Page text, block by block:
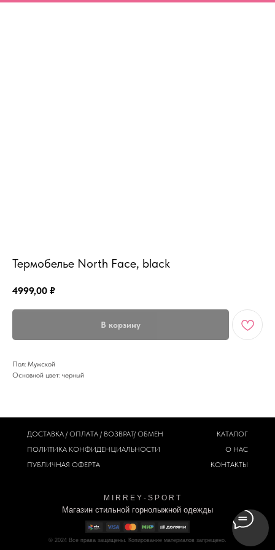
Термобелье North Face, black
4999,00 ₽
В корзину
Пол: Мужской
Основной цвет: черный
M I R R E Y - S P O R T
Магазин стильной горнолыжной одежды
© 2024 Все права защищены. Копирование материалов запрещено.
ДОСТАВКА / ОПЛАТА / ВОЗВРАТ/ ОБМЕН
ПОЛИТИКА КОНФИДЕНЦИАЛЬНОСТИ
ПУБЛИЧНАЯ ОФЕРТА
КАТАЛОГ
О НАС
КОНТАКТЫ